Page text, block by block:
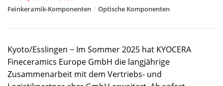
Feinkeramik-Komponenten Optische Komponenten
Kyoto/Esslingen − Im Sommer 2025 hat KYOCERA
Fineceramics Europe GmbH die langjährige
Zusammenarbeit mit dem Vertriebs- und